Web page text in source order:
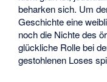
beharken sich. Um
Geschichte eine
noch die Nichte des
glückliche Rolle bei
gestohlenen Loses